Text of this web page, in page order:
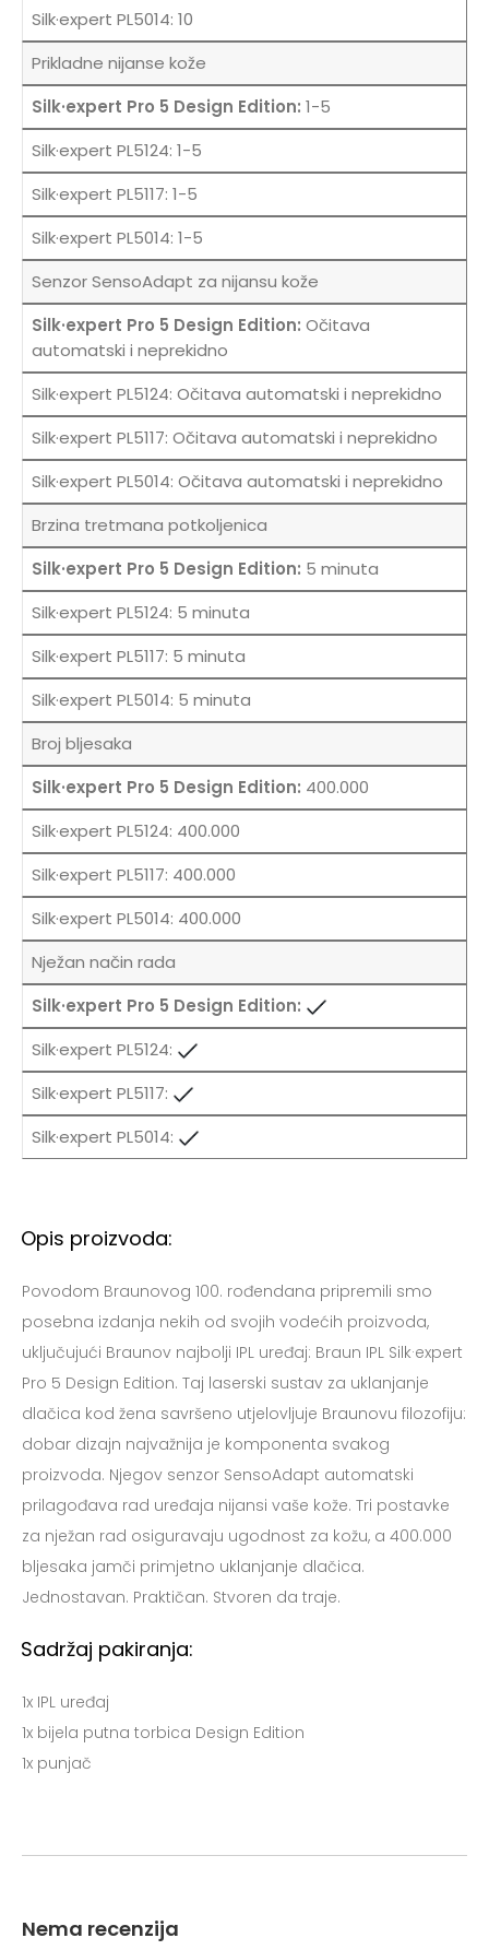
10
Prikladne nijanse kože
1-5
1-5
1-5
1-5
Senzor SensoAdapt za nijansu kože
Očitava
automatski i neprekidno
Očitava automatski i neprekidno
Očitava automatski i neprekidno
Očitava automatski i neprekidno
Brzina tretmana potkoljenica
5 minuta
5 minuta
5 minuta
5 minuta
Broj bljesaka
400.000
400.000
400.000
400.000
Nježan način rada
Opis proizvoda:
Povodom Braunovog 100. rođendana pripremili smo
posebna izdanja nekih od svojih vodećih proizvoda,
uključujući Braunov najbolji IPL uređaj: Braun IPL Silk·expert
Pro 5 Design Edition. Taj laserski sustav za uklanjanje
dlačica kod žena savršeno utjelovljuje Braunovu filozofiju:
dobar dizajn najvažnija je komponenta svakog
proizvoda. Njegov senzor SensoAdapt automatski
prilagođava rad uređaja nijansi vaše kože. Tri postavke
za nježan rad osiguravaju ugodnost za kožu, a 400.000
bljesaka jamči primjetno uklanjanje dlačica.
Jednostavan. Praktičan. Stvoren da traje.
Sadržaj pakiranja:
1x IPL uređaj
1x bijela putna torbica Design Edition
1x punjač
Nema recenzija